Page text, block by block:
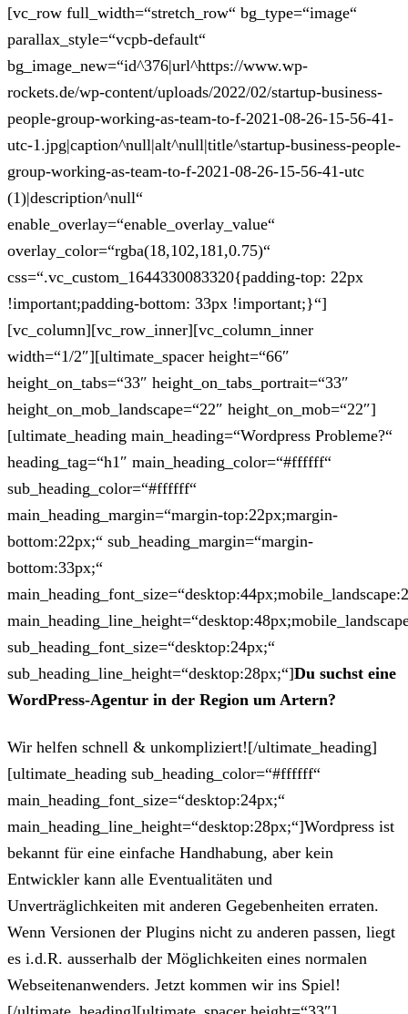
[vc_row full_width=“stretch_row“ bg_type=“image“
parallax_style=“vcpb-default“
bg_image_new=“id^376|url^https://www.wp-
rockets.de/wp-content/uploads/2022/02/startup-business-
people-group-working-as-team-to-f-2021-08-26-15-56-41-
utc-1.jpg|caption^null|alt^null|title^startup-business-people-
group-working-as-team-to-f-2021-08-26-15-56-41-utc
(1)|description^null“
enable_overlay=“enable_overlay_value“
overlay_color=“rgba(18,102,181,0.75)“
css=“.vc_custom_1644330083320{padding-top: 22px
!important;padding-bottom: 33px !important;}“]
[vc_column][vc_row_inner][vc_column_inner
width=“1/2″][ultimate_spacer height=“66″
height_on_tabs=“33″ height_on_tabs_portrait=“33″
height_on_mob_landscape=“22″ height_on_mob=“22″]
[ultimate_heading main_heading=“Wordpress Probleme?“
heading_tag=“h1″ main_heading_color=“#ffffff“
sub_heading_color=“#ffffff“
main_heading_margin=“margin-top:22px;margin-
bottom:22px;“ sub_heading_margin=“margin-
bottom:33px;“
sub_heading_font_size=“desktop:24px;“
sub_heading_line_height=“desktop:28px;“]Du suchst eine
WordPress-Agentur in der Region um Artern?
Wir helfen schnell & unkompliziert![/ultimate_heading]
[ultimate_heading sub_heading_color=“#ffffff“
main_heading_font_size=“desktop:24px;“
main_heading_line_height=“desktop:28px;“]Wordpress ist
bekannt für eine einfache Handhabung, aber kein
Entwickler kann alle Eventualitäten und
Unverträglichkeiten mit anderen Gegebenheiten erraten.
Wenn Versionen der Plugins nicht zu anderen passen, liegt
es i.d.R. ausserhalb der Möglichkeiten eines normalen
Webseitenanwenders. Jetzt kommen wir ins Spiel!